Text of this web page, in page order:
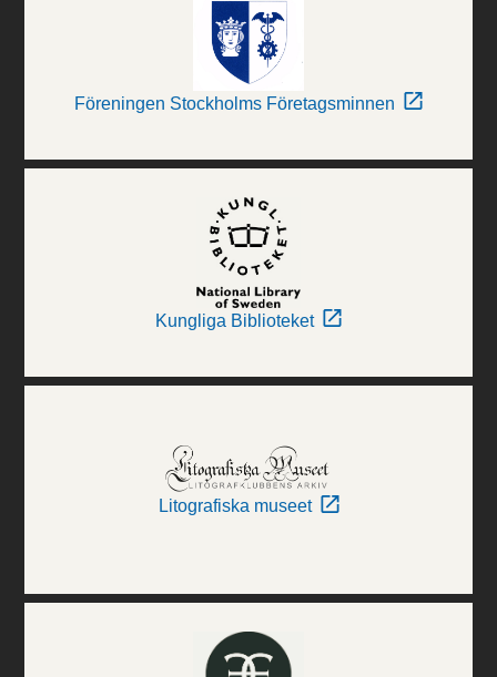
Föreningen Stockholms Företagsminnen
Kungliga Biblioteket
Litografiska museet